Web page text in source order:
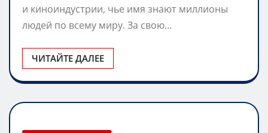
и киноиндустрии, чье имя знают миллионы
людей по всему миру. За свою…
ЧИТАЙТЕ ДАЛЕЕ